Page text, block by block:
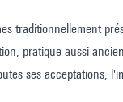
traditionnellement
pratique aussi
ses acceptations,